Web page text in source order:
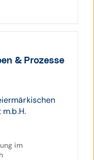
& Prozesse
im